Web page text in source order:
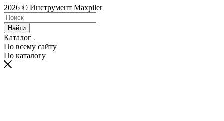
2026 © Инструмент Maxpiler
Найти
Каталог
По всему сайту
По каталогу